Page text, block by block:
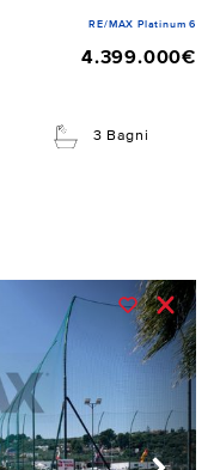
RE/MAX Platinum 6
4.399.000€
3 Bagni